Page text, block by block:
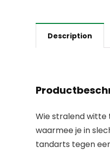
Description
Wie stralend witte
waarmee je in
tandarts tegen